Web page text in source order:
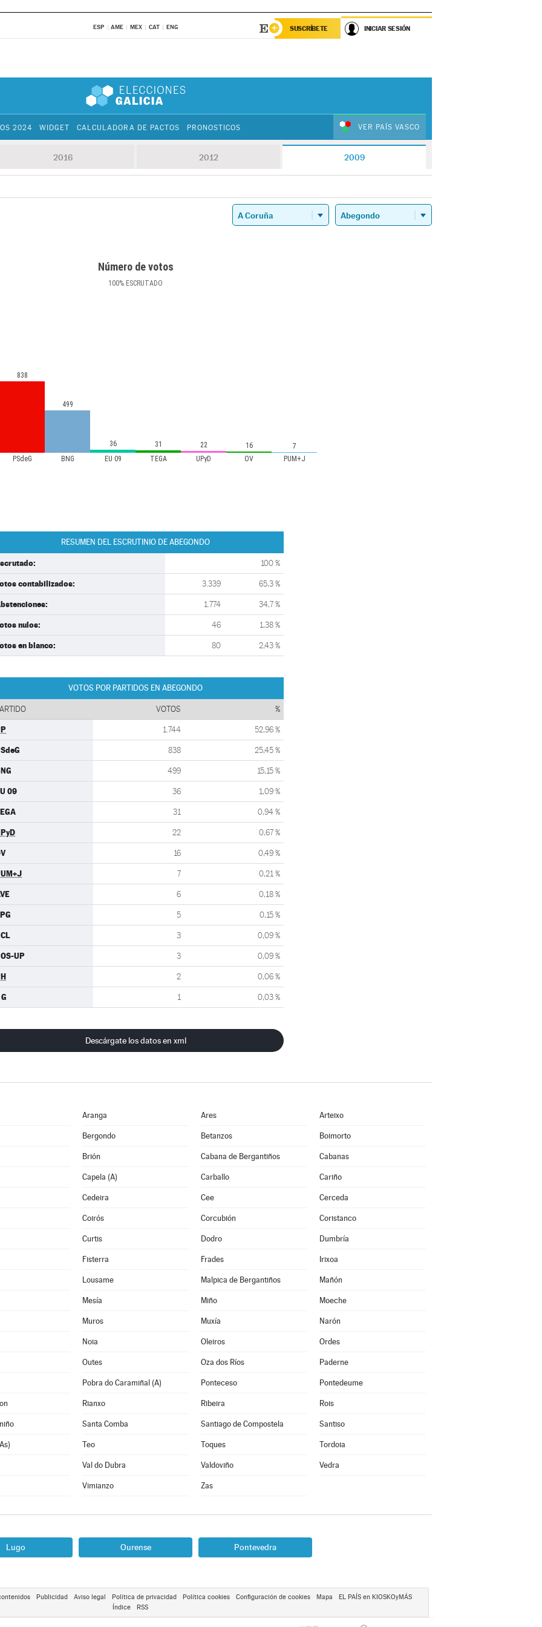
ESP AME MEX CAT ENG SUSCRÍBETE INICIAR SESIÓN
2024 WIDGET CALCULADORA DE PACTOS PRONOSTICOS VER PAÍS VASCO
2016 2012 2009
Número de votos
100% ESCRUTADO
PSdeG BNG EU 09 TEGA UPyD OV PUM+J
838
499
36 31 22 16 7
RESUMEN DEL ESCRUTINIO DE ABEGONDO
100 %
contabilizados: 3.339 65,3 %
1.774 34,7 %
nulos: 46 1,38 %
en blanco: 80 2,43 %
VOTOS POR PARTIDOS EN ABEGONDO
VOTOS %
1.744 52,96 %
838 25,45 %
499 15,15 %
09 36 1,09 %
31 0,94 %
22 0,67 %
16 0,49 %
7 0,21 %
6 0,18 %
5 0,15 %
3 0,09 %
UP 3 0,09 %
2 0,06 %
1 0,03 %
Descárgate los datos en xml
Aranga Ares Arteixo
Bergondo Betanzos Boimorto
Brión Cabana de Bergantiños Cabanas
Capela (A) Carballo Cariño
Cedeira Cee Cerceda
Coirós Corcubión Coristanco
Curtis Dodro Dumbría
Fisterra Frades Irixoa
Lousame Malpica de Bergantiños Mañón
Mesía Miño Moeche
Muros Muxía Narón
Noia Oleiros Ordes
Outes Oza dos Ríos Paderne
Pobra do Caramiñal (A) Ponteceso Pontedeume
Rianxo Ribeira Rois
Santa Comba Santiago de Compostela Santiso
Teo Toques Tordoia
Val do Dubra Valdoviño Vedra
Vimianzo Zas
Lugo Ourense Pontevedra
Publicidad Aviso legal Política de privacidad Política cookies Configuración de cookies Mapa
EL PAÍS en KIOSKOyMÁS
Índice
RSS